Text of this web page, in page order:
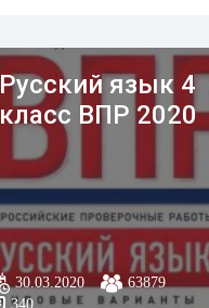
Русский язык 4
класс ВПР 2020
30.03.2020
63879
340